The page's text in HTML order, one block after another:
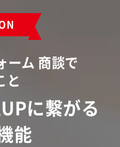
ーム 商談で
と
に繋がる
能